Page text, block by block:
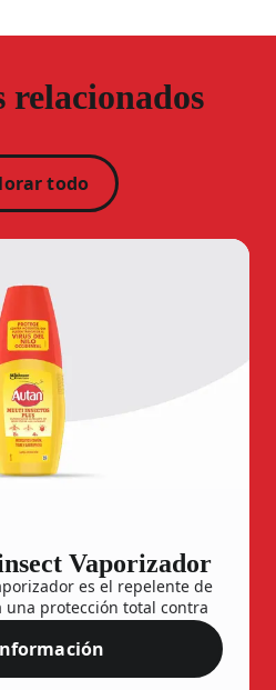
relacionados
todo
Vaporizador
es el repelente de
una protección total contra
y otros insectos
(Culex pipiens) hasta
stephensi) y tigre
Autan® Multi-insect